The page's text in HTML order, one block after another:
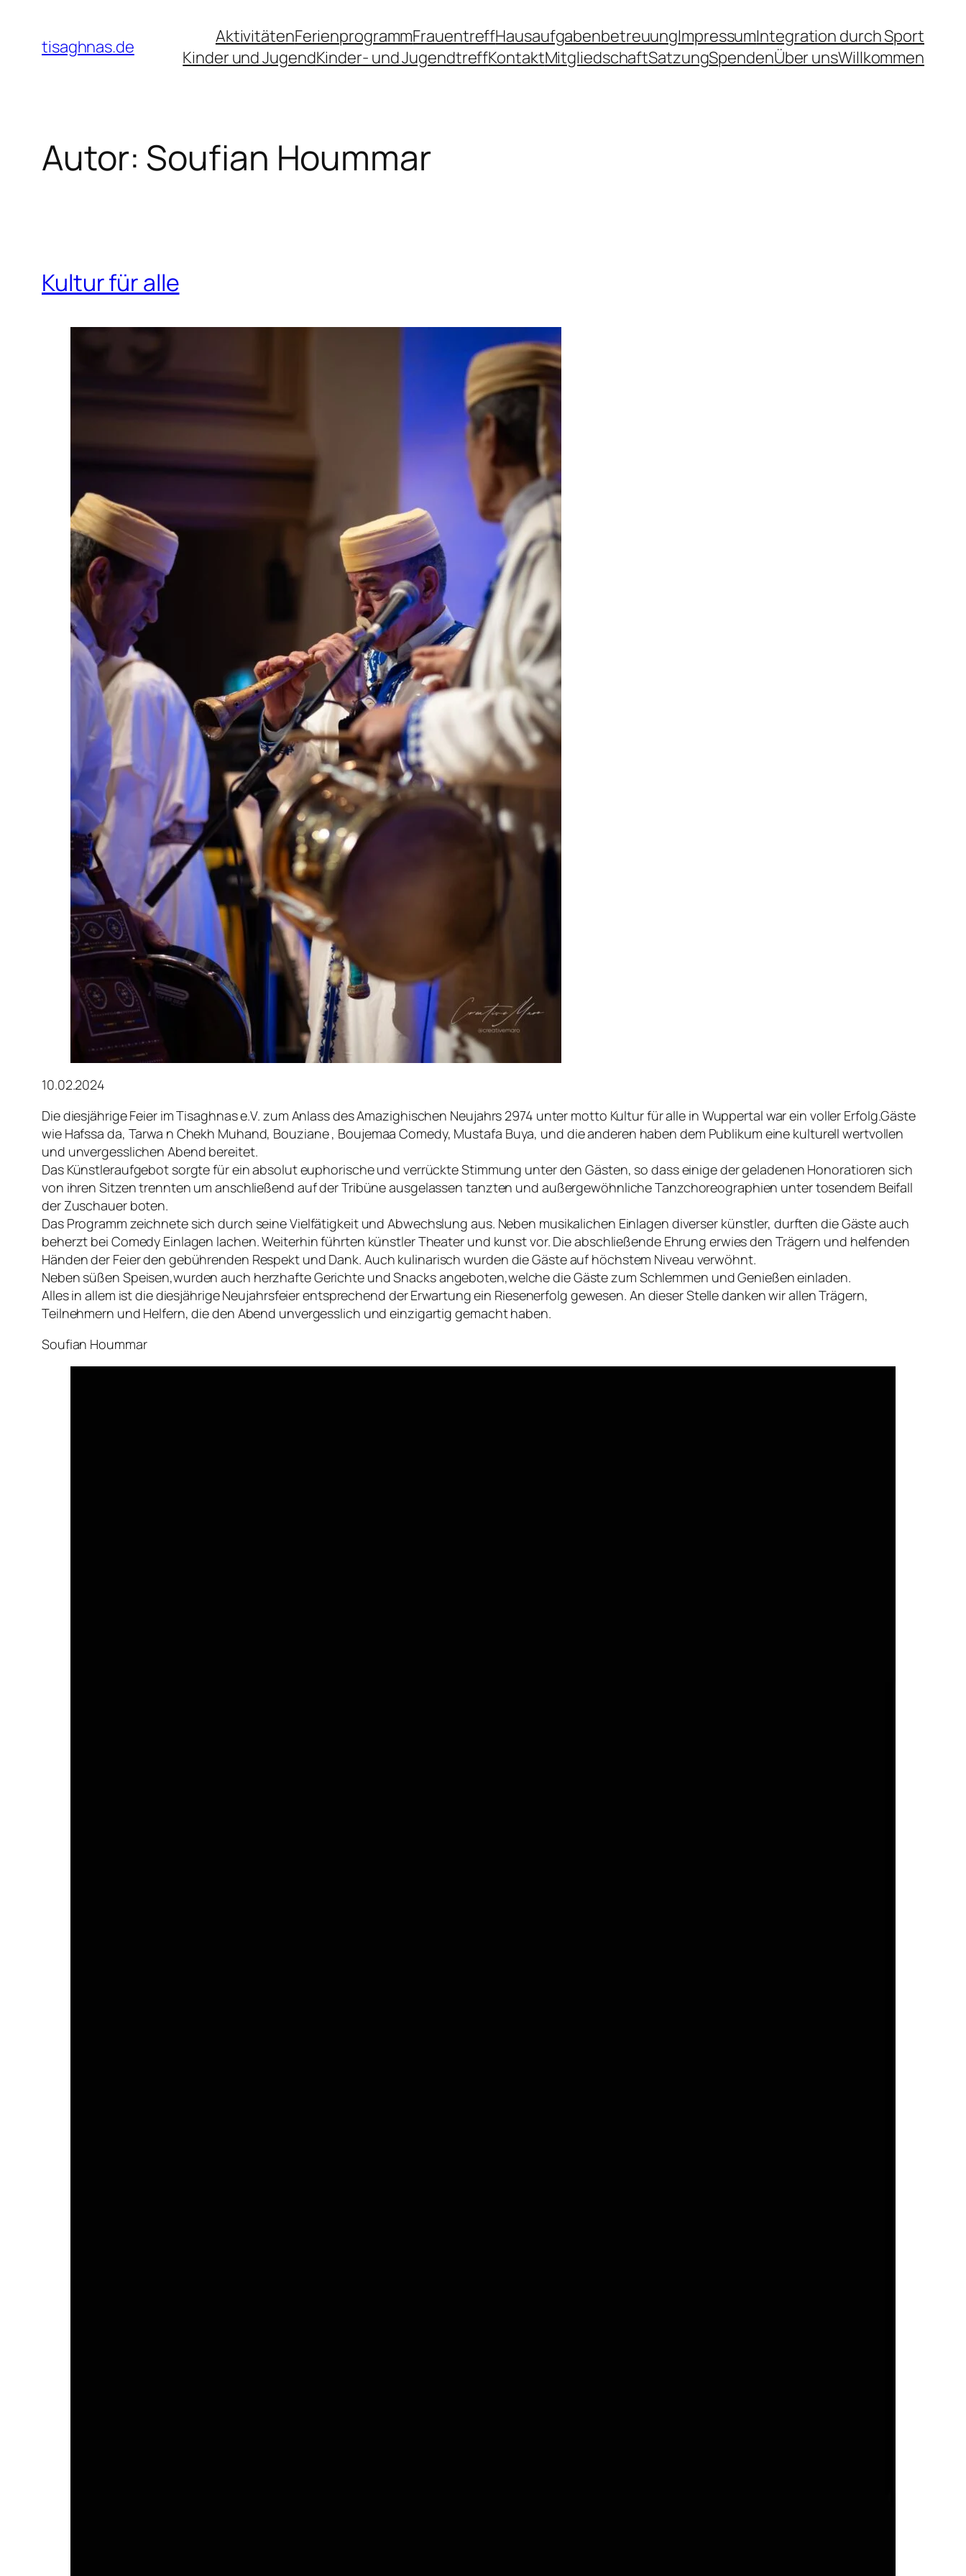
Inhalt
springen
tisaghnas.de AktivitätenFerienprogrammFrauentreffHausaufgabenbetreuungImpressumIntegration durch Sport
Kinder und JugendKinder- und JugendtreffKontaktMitgliedschaftSatzungSpendenÜber unsWillkommen
Autor: Soufian Hoummar
Kultur für alle
10.02.2024
Die diesjährige Feier im Tisaghnas e.V. zum Anlass des Amazighischen Neujahrs 2974 unter motto Kultur für alle in Wuppertal war ein voller Erfolg.Gäste
wie Hafssa da, Tarwa n Chekh Muhand, Bouziane , Boujemaa Comedy, Mustafa Buya, und die anderen haben dem Publikum eine kulturell wertvollen
und unvergesslichen Abend bereitet.
Das Künstleraufgebot sorgte für ein absolut euphorische und verrückte Stimmung unter den Gästen, so dass einige der geladenen Honoratioren sich
von ihren Sitzen trennten um anschließend auf der Tribüne ausgelassen tanzten und außergewöhnliche Tanzchoreographien unter tosendem Beifall
der Zuschauer boten.
Das Programm zeichnete sich durch seine Vielfätigkeit und Abwechslung aus. Neben musikalichen Einlagen diverser künstler, durften die Gäste auch
beherzt bei Comedy Einlagen lachen. Weiterhin führten künstler Theater und kunst vor. Die abschließende Ehrung erwies den Trägern und helfenden
Händen der Feier den gebührenden Respekt und Dank. Auch kulinarisch wurden die Gäste auf höchstem Niveau verwöhnt.
Neben süßen Speisen,wurden auch herzhafte Gerichte und Snacks angeboten,welche die Gäste zum Schlemmen und Genießen einladen.
Alles in allem ist die diesjährige Neujahrsfeier entsprechend der Erwartung ein Riesenerfolg gewesen. An dieser Stelle danken wir allen Trägern,
Teilnehmern und Helfern, die den Abend unvergesslich und einzigartig gemacht haben.
Soufian Hoummar